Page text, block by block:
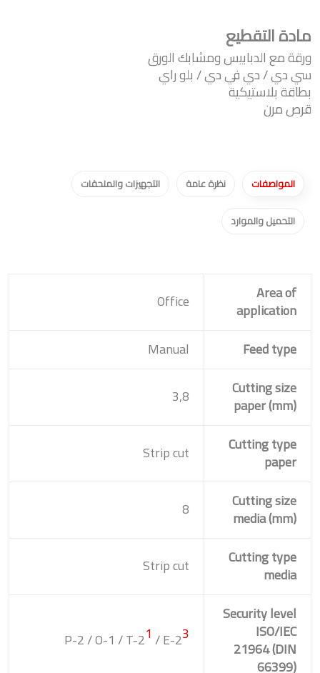
مادة التقطيع
ورقة مع الدبابيس ومشابك الورق
سي دي / دي في دي / بلو راي
بطاقة بلاستيكية
قرص مرن
المواصفات نظرة عامة التجهيزات والملحقات
التحميل والموارد
Area of
application
Office
Feed type
Manual
Cutting size
paper (mm)
3,8
Cutting type
paper
Strip cut
Cutting size
media (mm)
8
Cutting type
media
Strip cut
Security level
ISO/IEC
21964 (DIN
66399)
P-2 / O-1 / T-21/ E-23